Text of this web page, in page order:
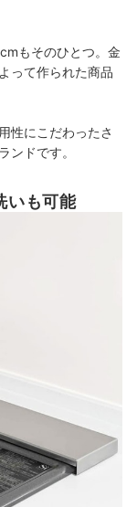
もそのひとつ。 金
って作られた商品
性にこだわったさ
ンドです。
いも可能